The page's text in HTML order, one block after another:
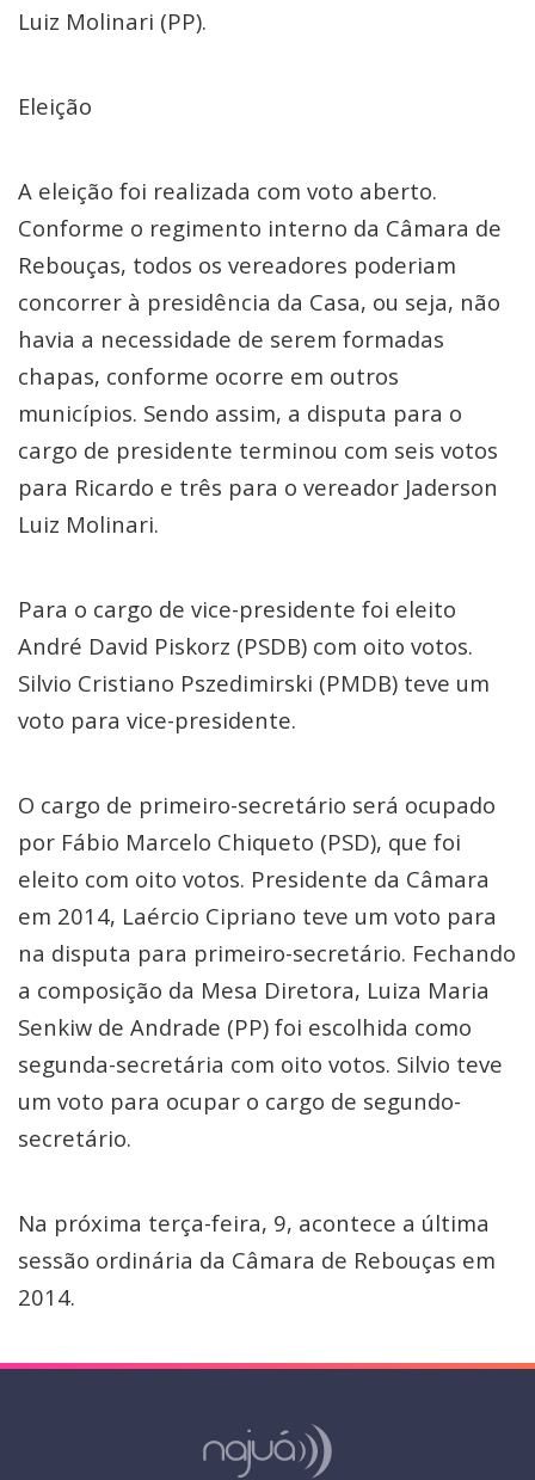
Luiz Molinari (PP).
Eleição
A eleição foi realizada com voto aberto.
Conforme o regimento interno da Câmara de
Rebouças, todos os vereadores poderiam
concorrer à presidência da Casa, ou seja, não
havia a necessidade de serem formadas
chapas, conforme ocorre em outros
municípios. Sendo assim, a disputa para o
cargo de presidente terminou com seis votos
para Ricardo e três para o vereador Jaderson
Luiz Molinari.
Para o cargo de vice-presidente foi eleito
André David Piskorz (PSDB) com oito votos.
Silvio Cristiano Pszedimirski (PMDB) teve um
voto para vice-presidente.
O cargo de primeiro-secretário será ocupado
por Fábio Marcelo Chiqueto (PSD), que foi
eleito com oito votos. Presidente da Câmara
em 2014, Laércio Cipriano teve um voto para
na disputa para primeiro-secretário. Fechando
a composição da Mesa Diretora, Luiza Maria
Senkiw de Andrade (PP) foi escolhida como
segunda-secretária com oito votos. Silvio teve
um voto para ocupar o cargo de segundo-
secretário.
Na próxima terça-feira, 9, acontece a última
sessão ordinária da Câmara de Rebouças em
2014.